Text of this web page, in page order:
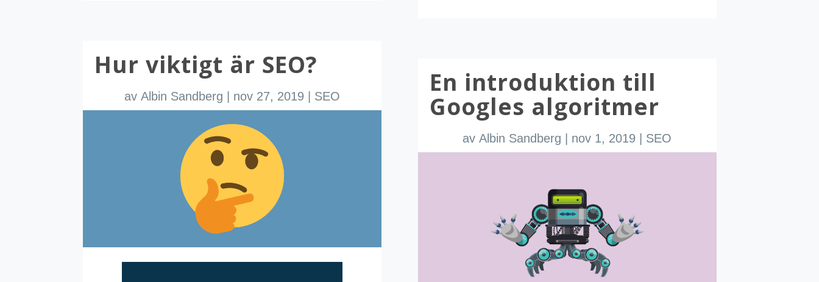
Hur viktigt är SEO?
av Albin Sandberg nov 27, 2019 SEO En introduktion till
Googles algoritmer
avAlbin Sandberg nov 1, 2019 SEO